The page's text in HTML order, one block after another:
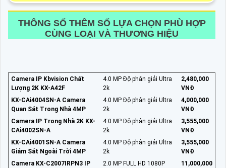
THÔNG SỐ THÊM SỐ LỰA CHỌN PHÙ HỢP
CÙNG LOẠI VÀ THƯƠNG HIỆU
Camera IP Kbvision Chất
Lượng 2K KX-A42F
4.0 MP Độ phân giải Ultra
2k
2,480,000
VNĐ
KX-CAi4004SN-A Camera
Quan Sát Trong Nhà 4MP
4.0 MP Độ phân giải Ultra
2k
4,000,000
VNĐ
Camera IP Trong Nhà 2K KX-
CAi4002SN-A
4.0 MP Độ phân giải Ultra
2k
3,555,000
VNĐ
KX-CAi4001SN-A Camera
Giám Sát Ngoài Trời 4MP
4.0 MP Độ phân giải Ultra
2k
3,555,000
VNĐ
Camera KX-C2007IRPN3 IP
2.0 MP FULL HD 1080P
11,000,000